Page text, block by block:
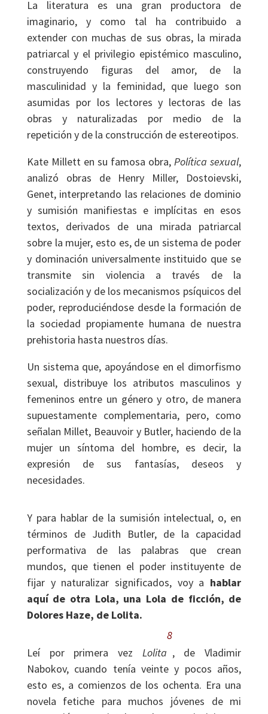
La literatura es una gran productora de
imaginario, y como tal ha contribuido a
extender con muchas de sus obras, la mirada
patriarcal y el privilegio epistémico masculino,
construyendo figuras del amor, de la
masculinidad y la feminidad, que luego son
asumidas por los lectores y lectoras de las
obras y naturalizadas por medio de la
repetición y de la construcción de estereotipos.
Kate Millett en su famosa obra,Política sexual,
analizó obras de Henry Miller, Dostoievski,
Genet, interpretando las relaciones de dominio
y sumisión manifiestas e implícitas en esos
textos, derivados de una mirada patriarcal
sobre la mujer, esto es, de un sistema de poder
y dominación universalmente instituido que se
transmite sin violencia a través de la
socialización y de los mecanismos psíquicos del
poder, reproduciéndose desde la formación de
la sociedad propiamente humana de nuestra
prehistoria hasta nuestros días.
Un sistema que, apoyándose en el dimorfismo
sexual, distribuye los atributos masculinos y
femeninos entre un género y otro, de manera
supuestamente complementaria, pero, como
señalan Millet, Beauvoir y Butler, haciendo de la
mujer un síntoma del hombre, es decir, la
expresión de sus fantasías, deseos y
necesidades.
Y para hablar de la sumisión intelectual, o, en
términos de Judith Butler, de la capacidad
performativa de las palabras que crean
mundos, que tienen el poder instituyente de
fijar y naturalizar significados, voy a hablar
aquí de otra Lola, una Lola de ficción, de
Dolores Haze, de Lolita.
Leí por primera vez Lolita
8
, de Vladimir
Nabokov, cuando tenía veinte y pocos años,
esto es, a comienzos de los ochenta. Era una
novela fetiche para muchos jóvenes de mi